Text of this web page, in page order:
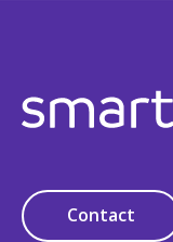
Contact